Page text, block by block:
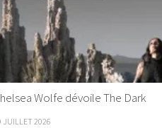
Wolfe dévoile The Dark
JUILLET 2026